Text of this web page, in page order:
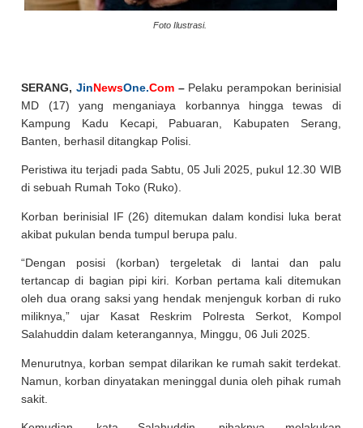
Foto Ilustrasi.
SERANG, Jin NewsOne.Com–Pelaku perampokan berinisial
MD (17) yang menganiaya korbannya hingga tewas di
Kampung Kadu Kecapi, Pabuaran, Kabupaten Serang,
Banten, berhasil ditangkap Polisi.
Peristiwa itu terjadi pada Sabtu, 05 Juli 2025, pukul 12.30 WIB
di sebuah Rumah Toko (Ruko).
Korban berinisial IF (26) ditemukan dalam kondisi luka berat
akibat pukulan benda tumpul berupa palu.
“Dengan posisi (korban) tergeletak di lantai dan palu
tertancap di bagian pipi kiri. Korban pertama kali ditemukan
oleh dua orang saksi yang hendak menjenguk korban di ruko
miliknya,” ujar Kasat Reskrim Polresta Serkot, Kompol
Salahuddin dalam keterangannya, Minggu, 06 Juli 2025.
Menurutnya, korban sempat dilarikan ke rumah sakit terdekat.
Namun, korban dinyatakan meninggal dunia oleh pihak rumah
sakit.